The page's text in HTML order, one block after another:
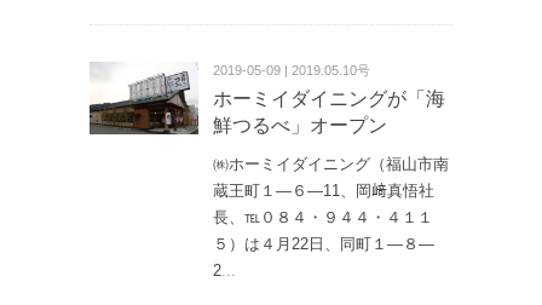
2019-05-09 | 2019.05.10号
ホーミイダイニングが「海
鮮つるべ」オープン
㈱ホーミイダイニング（福山市南
蔵王町１—６—11、岡﨑真悟社
長、℡０８４・９４４・４１１
５）は４月22日、同町１—８—
2